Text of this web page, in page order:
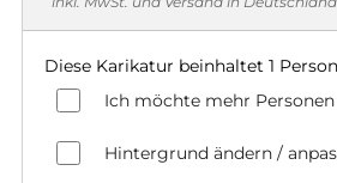
Preis
Diese Karikatur beinhaltet 1 Person
Ich möchte mehr Personen
Hintergrund ändern /